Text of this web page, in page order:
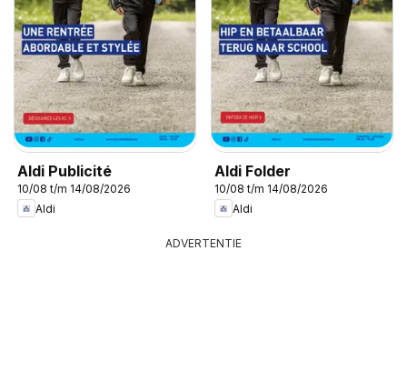
Aldi Publicité
10/08 t/m 14/08/2026
Aldi
Aldi Folder
10/08 t/m 14/08/2026
Aldi
ADVERTENTIE